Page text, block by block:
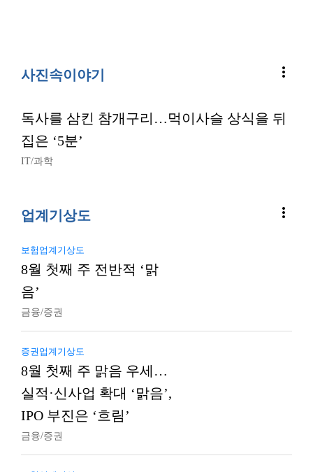
사진속이야기 more_vert
독사를 삼킨 참개구리…먹이사슬 상식을 뒤
집은 ‘5분’
IT/과학
업계기상도 more_vert
보험업계기상도
8월 첫째 주 전반적 ‘맑
음’
금융/증권
증권업계기상도
8월 첫째 주 맑음 우세…
실적·신사업 확대 ‘맑음’,
IPO 부진은 ‘흐림’
금융/증권